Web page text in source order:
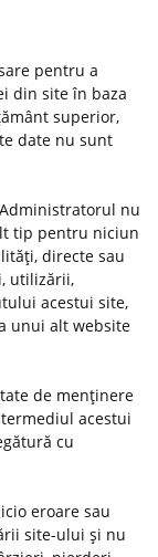
pentru a
din site în baza
superior,
date nu sunt
nu
tip pentru niciun
directe sau
utilizării,
acestui site,
unui alt website
de menţinere
acestui
cu
eroare sau
site-ului şi nu